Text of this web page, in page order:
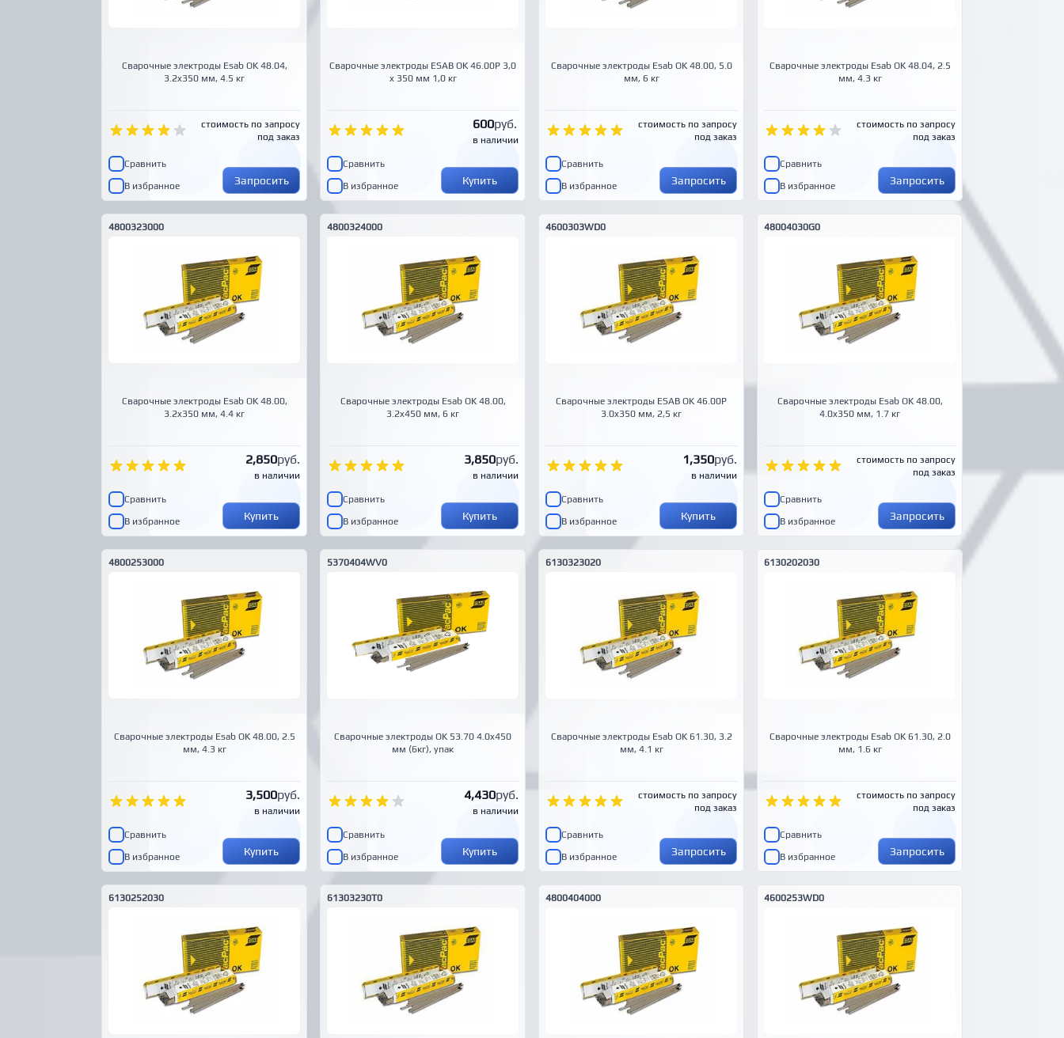
Сварочные электроды Esab OK 48.04,
3.2x350 мм, 4.5 кг
стоимость по запросу
под заказ
Сравнить
В избранное
Запросить
Сварочные электроды ESAB OK 46.00P 3,0
x 350 мм 1,0 кг
600руб.
в наличии
Сравнить
В избранное
Купить
Сварочные электроды Esab OK 48.00, 5.0
мм, 6 кг
стоимость по запросу
под заказ
Сравнить
В избранное
Запросить
Сварочные электроды Esab OK 48.04, 2.5
мм, 4.3 кг
стоимость по запросу
под заказ
Сравнить
В избранное
Запросить
4800323000
Сварочные электроды Esab OK 48.00,
3.2x350 мм, 4.4 кг
2,850руб.
в наличии
Сравнить
В избранное
Купить
4800324000
Сварочные электроды Esab OK 48.00,
3.2x450 мм, 6 кг
3,850руб.
в наличии
Сравнить
В избранное
Купить
4600303WD0
Сварочные электроды ESAB OK 46.00P
3.0x350 мм, 2,5 кг
1,350руб.
в наличии
Сравнить
В избранное
Купить
48004030G0
Сварочные электроды Esab OK 48.00,
4.0x350 мм, 1.7 кг
стоимость по запросу
под заказ
Сравнить
В избранное
Запросить
4800253000
Сварочные электроды Esab OK 48.00, 2.5
мм, 4.3 кг
3,500руб.
в наличии
Сравнить
В избранное
Купить
5370404WV0
Сварочные электроды OK 53.70 4.0x450
мм (6кг), упак
4,430руб.
в наличии
Сравнить
В избранное
Купить
6130323020
Сварочные электроды Esab OK 61.30, 3.2
мм, 4.1 кг
стоимость по запросу
под заказ
Сравнить
В избранное
Запросить
6130202030
Сварочные электроды Esab OK 61.30, 2.0
мм, 1.6 кг
стоимость по запросу
под заказ
Сравнить
В избранное
Запросить
6130252030 61303230T0 4800404000 4600253WD0